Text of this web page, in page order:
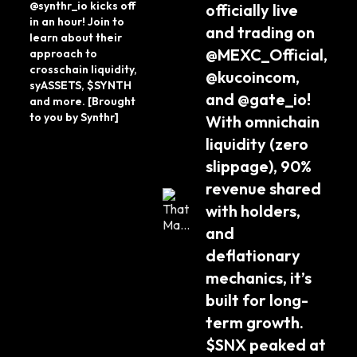
@synthr_io kicks off
in an hour! Join to
learn about their
approach to
crosschain liquidity,
syASSETS, $SYNTH
and more. [Brought
to you by Synthr]
officially live
and trading on
@MEXC_Official,
@kucoincom,
and @gate_io!
With omnichain
liquidity (zero
slippage), 90%
revenue shared
with holders,
and
deflationary
mechanics, it’s
built for long-
term growth.
$SNX peaked at